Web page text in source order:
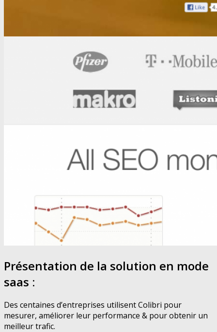
Présentation de la solution en mode
saas :
Des centaines d’entreprises utilisent Colibri pour
mesurer, améliorer leur performance & pour obtenir un
meilleur trafic.